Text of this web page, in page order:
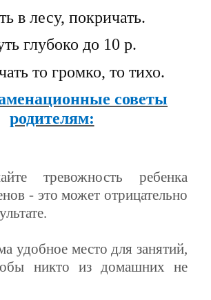
в лесу, покричать.
глубоко до 10 р.
то громко, то тихо.
советы
родителям:
тревожность ребенка
- это может отрицательно
удобное место для занятий,
никто из домашних не